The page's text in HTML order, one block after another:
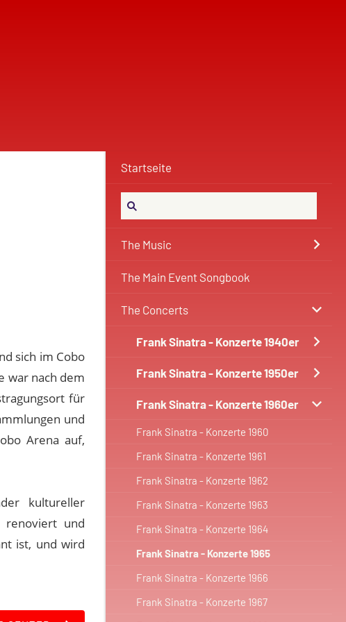
Startseite
The Music
The Main Event Songbook
The Concerts
Frank Sinatra - Konzerte 1940er
Frank Sinatra - Konzerte 1950er
Frank Sinatra - Konzerte 1960er
Frank Sinatra - Konzerte 1960
Frank Sinatra - Konzerte 1961
Frank Sinatra - Konzerte 1962
Frank Sinatra - Konzerte 1963
Frank Sinatra - Konzerte 1964
Frank Sinatra - Konzerte 1965
Frank Sinatra - Konzerte 1966
Frank Sinatra - Konzerte 1967
sich im Cobo
war nach dem
für
und
Arena auf,
kultureller
renoviert und
ist, und wird